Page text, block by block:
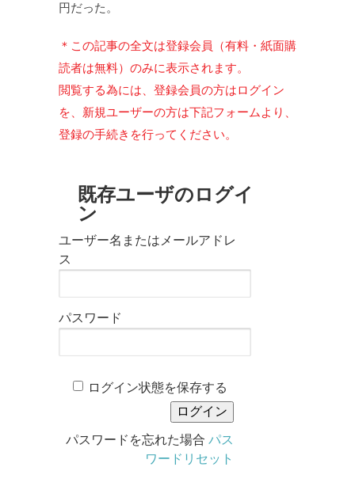
円だった。
＊この記事の全文は登録会員（有料・紙面購
読者は無料）のみに表示されます。
閲覧する為には、登録会員の方はログイン
を、新規ユーザーの方は下記フォームより、
登録の手続きを行ってください。
既存ユーザのログイ
ン
ユーザー名またはメールアドレ
ス
パスワード
ログイン状態を保存する
パスワードを忘れた場合 パス
ワードリセット